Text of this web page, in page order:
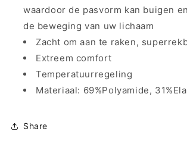
waardoor de pasvorm kan buigen
de beweging van uw lichaam
Zacht om aan te raken,
Extreem comfort
Temperatuurregeling
Materiaal: 69%Polyamide,
Share